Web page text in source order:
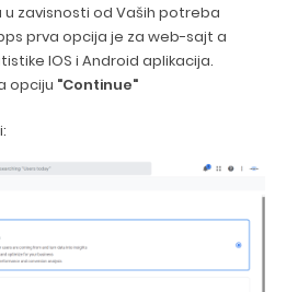
zavisnosti od Vaših potreba
prva opcija je za web-sajt a
IOS i Android aplikacija.
opciju "Continue"